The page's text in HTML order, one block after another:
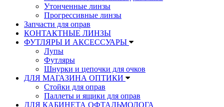
Утонченные линзы
Прогрессивные линзы
Запчасти для оправ
КОНТАКТНЫЕ ЛИНЗЫ
ФУТЛЯРЫ И АКСЕССУАРЫ
Лупы
Футляры
Шнурки и цепочки для очков
ДЛЯ МАГАЗИНА ОПТИКИ
Стойки для оправ
Паллеты и ящики для оправ
ДЛЯ КАБИНЕТА ОФТАЛЬМОЛОГА